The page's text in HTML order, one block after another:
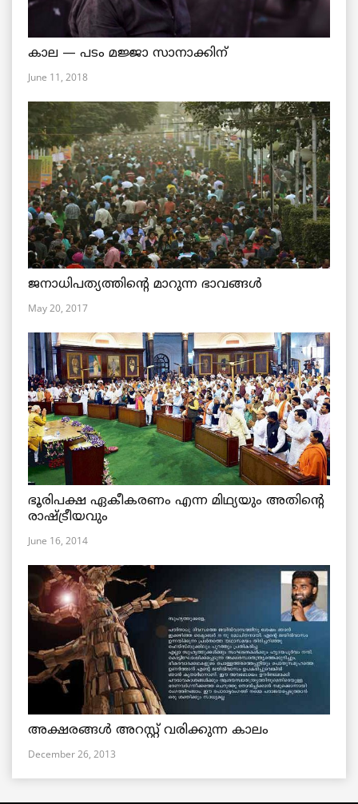
കാല — പടം മജ്ജാ സാനാക്കിന്
June 11, 2018
ജനാധിപത്യത്തിന്റെ മാറുന്ന ഭാവങ്ങള്‍
May 20, 2017
ഭൂരിപക്ഷ ഏകീകരണം എന്ന മിഥ്യയും അതിന്റെ
രാഷ്ട്രീയവും
June 16, 2014
അക്ഷരങ്ങൾ അറസ്റ്റ് വരിക്കുന്ന കാലം
December 26, 2013